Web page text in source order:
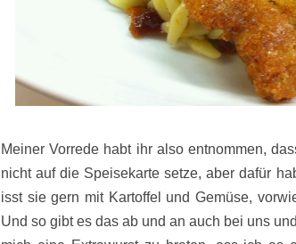
Meiner Vorrede habt ihr also entnommen,
nicht auf die Speisekarte setze, aber dafür
isst sie gern mit Kartoffel und Gemüse,
Und so gibt es das ab und an auch bei uns